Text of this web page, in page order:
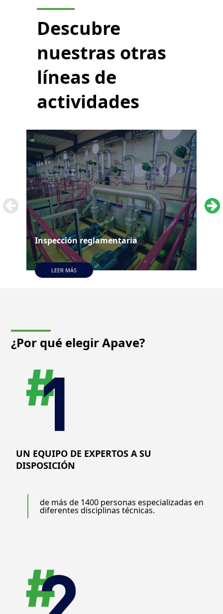
Descubre
nuestras otras
líneas de
actividades
Inspección reglamentaria
LEER MÁS
¿Por qué elegirApave?
UN EQUIPO DE EXPERTOS A SU
DISPOSICIÓN
de más de 1400 personas especializadas en
diferentes disciplinas técnicas.